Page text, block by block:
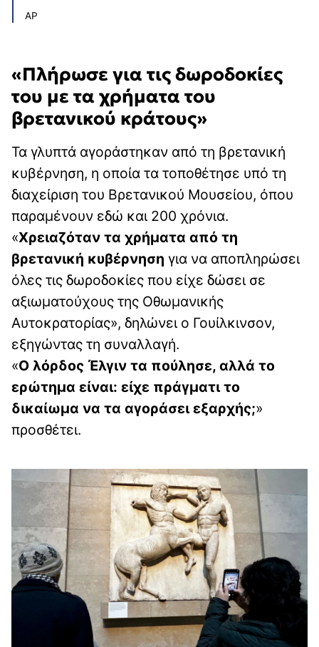
AP
«Πλήρωσε για τις δωροδοκίες
του με τα χρήματα του
βρετανικού κράτους»
Τα γλυπτά αγοράστηκαν από τη βρετανική
κυβέρνηση, η οποία τα τοποθέτησε υπό τη
διαχείριση του Βρετανικού Μουσείου, όπου
παραμένουν εδώ και 200 χρόνια.
«Χρειαζόταν τα χρήματα από τη
βρετανική κυβέρνηση για να αποπληρώσει
όλες τις δωροδοκίες που είχε δώσει σε
αξιωματούχους της Οθωμανικής
Αυτοκρατορίας», δηλώνει ο Γουίλκινσον,
εξηγώντας τη συναλλαγή.
«Ο λόρδος Έλγιν τα πούλησε, αλλά το
ερώτημα είναι: είχε πράγματι το
δικαίωμα να τα αγοράσει εξαρχής;»
προσθέτει.